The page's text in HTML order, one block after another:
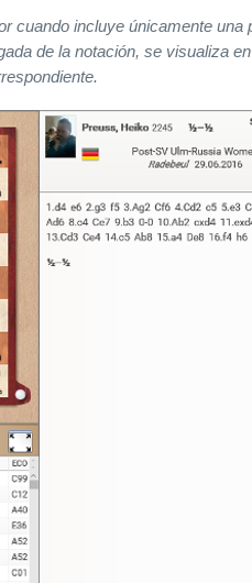
cuando incluye únicamente una
de la notación, se visualiza